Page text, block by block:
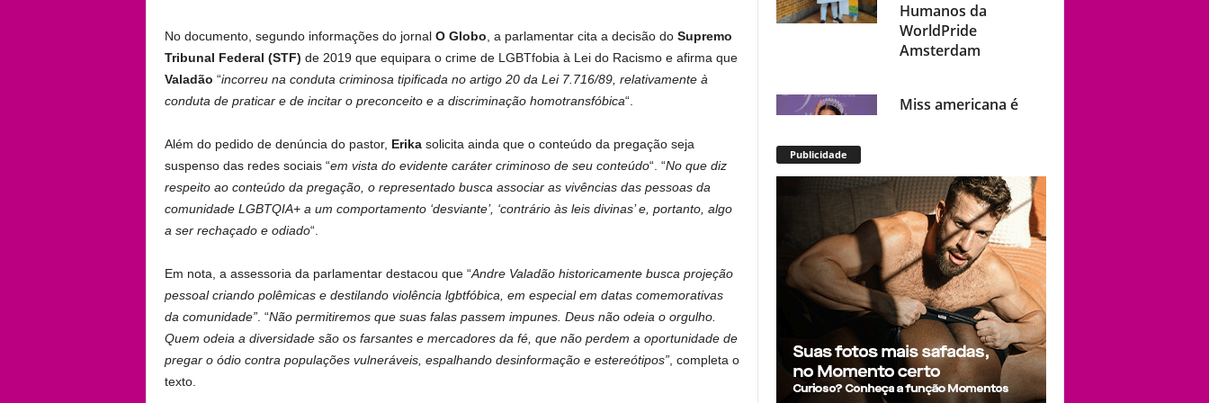
No documento, segundo informações do jornal O Globo , a parlamentar cita a decisão do Supremo
Tribunal Federal (STF) de 2019 que equipara o crime de LGBTfobia à Lei do Racismo e afirma que
Valadão “incorreu na conduta criminosa tipificada no artigo 20 da Lei 7.716/89, relativamente à
conduta de praticar e de incitar o preconceito e a discriminação homotransfóbica“.
Além do pedido de denúncia do pastor, Erika solicita ainda que o conteúdo da pregação seja
suspenso das redes sociais “em vista do evidente caráter criminoso de seu conteúdo“. “No que diz
respeito ao conteúdo da pregação, o representado busca associar as vivências das pessoas da
comunidade LGBTQIA+ a um comportamento ‘desviante’, ‘contrário às leis divinas’ e, portanto, algo
a ser rechaçado e odiado“.
Em nota, a assessoria da parlamentar destacou que “Andre Valadão historicamente busca projeção
pessoal criando polêmicas e destilando violência lgbtfóbica, em especial em datas comemorativas
da comunidade”. “Não permitiremos que suas falas passem impunes. Deus não odeia o orgulho.
Quem odeia a diversidade são os farsantes e mercadores da fé, que não perdem a oportunidade de
pregar o ódio contra populações vulneráveis, espalhando desinformação e estereótipos”, completa o
texto.
Humanos da
WorldPride
Amsterdam
Miss americana é
de racismo,
homofobia e
transfobia: “Não
toleramos”
Ratinho constrange
cantor sertanejo
com comentário
homofóbico ao vivo
no SBT: “Você está
com uma cara de
Publicidade